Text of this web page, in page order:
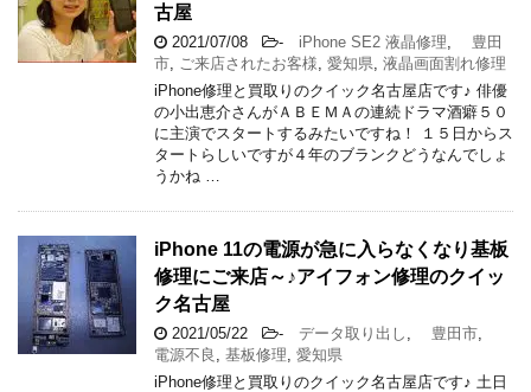
古屋
2021/07/08 - iPhone SE2 液晶修理
豊田
市
ご来店されたお客様 愛知県 液晶画面割れ修理
iPhone修理と買取りのクイック名古屋店です♪ 俳優
の小出恵介さんがＡＢＥＭＡの連続ドラマ酒癖５０
に主演でスタートするみたいですね！ １５日からス
タートらしいですが４年のブランクどうなんでしょ
うかね …
iPhone 11の電源が急に入らなくなり基板
修理にご来店～♪アイフォン修理のクイッ
ク名古屋
2021/05/22 - データ取り出し 豊田市
電源不良
基板修理 愛知県
iPhone修理と買取りのクイック名古屋店です♪ 土日